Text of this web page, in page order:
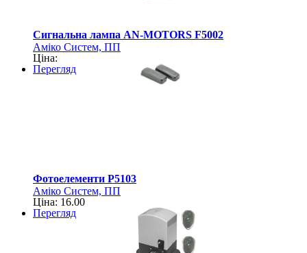
Сигнальна лампа AN-MOTORS F5002
Аміко Систем, ПП
Ціна:
Перегляд
Фотоелементи P5103
Аміко Систем, ПП
Ціна: 16.00
Перегляд